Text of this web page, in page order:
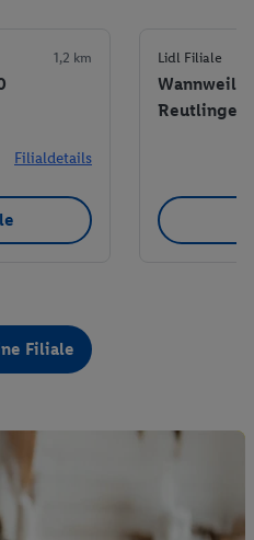
1,2 km
Filialdetails
Lidl Filiale
Reutlingen
Filiale